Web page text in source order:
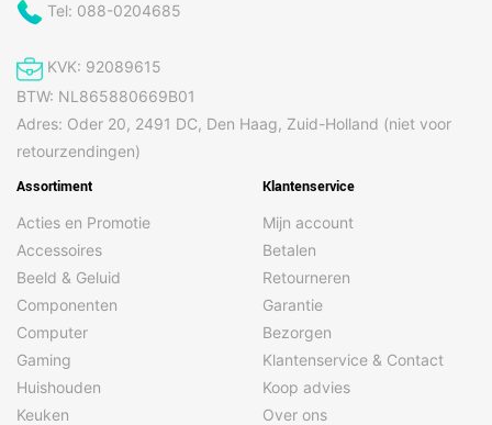
Tel: 088-0204685
KVK: 92089615
BTW: NL865880669B01
Adres: Oder 20, 2491 DC, Den Haag, Zuid-Holland (niet voor
retourzendingen)
Assortiment
Acties en Promotie
Accessoires
Beeld & Geluid
Componenten
Computer
Gaming
Huishouden
Keuken
Klantenservice
Mijn account
Betalen
Retourneren
Garantie
Bezorgen
Klantenservice & Contact
Koop advies
Over ons